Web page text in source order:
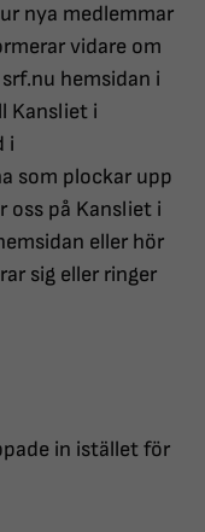
nya medlemmar
vidare om
hemsidan i
Kansliet i
i
som plockar upp
oss på Kansliet i
eller hör
sig eller ringer
in istället för